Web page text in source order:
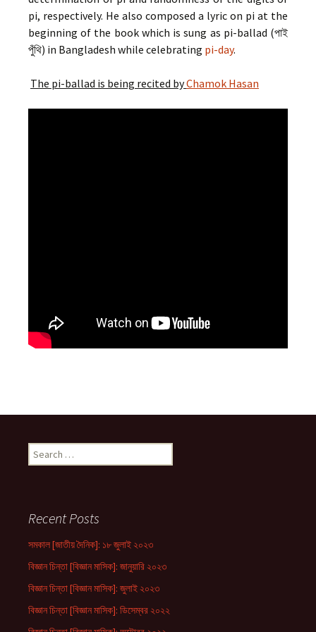
pi, respectively. He also composed a lyric on pi at the
beginning of the book which is sung as pi-ballad (পাই
পুঁথি) in Bangladesh while celebrating pi-day.
The pi-ballad is being recited byChamok Hasan
Search
for:
Recent Posts
সমকাল [জাতীয় দৈনিক]: ১৮ জুলাই ২০২৩
বিজ্ঞান চিন্তা [বিজ্ঞান মাসিক]: জানুয়ারি ২০২৩
বিজ্ঞান চিন্তা [বিজ্ঞান মাসিক]: জুলাই ২০২৩
বিজ্ঞান চিন্তা [বিজ্ঞান মাসিক]: ডিসেম্বর ২০২২